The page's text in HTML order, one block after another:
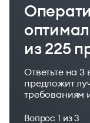
из 225
Ответьте на
предложит
требованиям
Вопрос 1 из 3